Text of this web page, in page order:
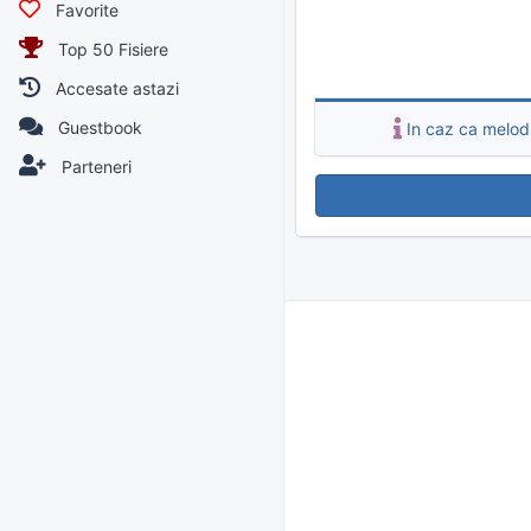
Muzica Pentru Copii
Favorite
Top 50 Fisiere
Accesate astazi
Guestbook
Parteneri
In caz ca